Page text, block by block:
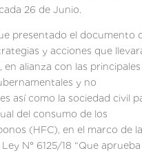
26 de Junio.
presentado el documento
y acciones que
en alianza con las principales
y no
así como la sociedad civil
del consumo de los
(HFC), en el marco de la
N° 6125/18 “Que aprueba